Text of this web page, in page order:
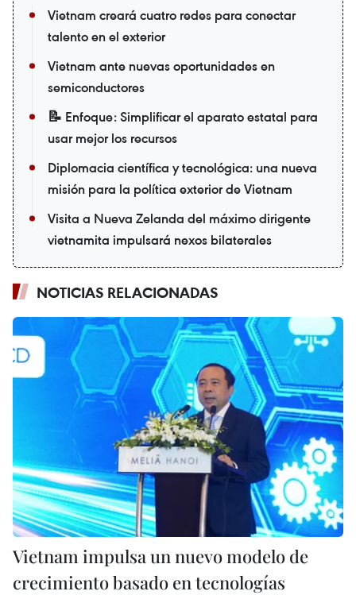
Vietnam creará cuatro redes para conectar
talento en el exterior
Vietnam ante nuevas oportunidades en
semiconductores
📝 Enfoque: Simplificar el aparato estatal para
usar mejor los recursos
Diplomacia científica y tecnológica: una nueva
misión para la política exterior de Vietnam
Visita a Nueva Zelanda del máximo dirigente
vietnamita impulsará nexos bilaterales
NOTICIAS RELACIONADAS
Vietnam impulsa un nuevo modelo de
crecimiento basado en tecnologías